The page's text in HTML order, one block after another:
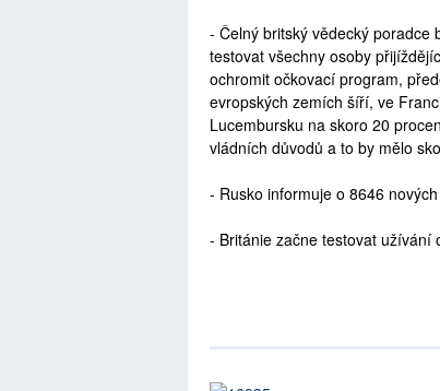
- Čelný britský vědecký poradce
testovat všechny osoby
ochromit očkovací program,
evropských zemích šíří, ve
Lucembursku na skoro 20
vládních důvodů a to by mělo
- Rusko informuje o 8646
- Británie začne testovat užívání